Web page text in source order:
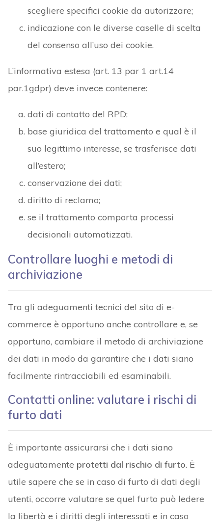
scegliere specifici cookie da autorizzare;
indicazione con le diverse caselle di scelta
del consenso all’uso dei cookie.
L’informativa estesa (art. 13 par 1 art.14
par.1gdpr) deve invece contenere:
dati di contatto del RPD;
base giuridica del trattamento e qual è il
suo legittimo interesse, se trasferisce dati
all’estero;
conservazione dei dati;
diritto di reclamo;
se il trattamento comporta processi
decisionali automatizzati.
Controllare luoghi e metodi di
archiviazione
Tra gli adeguamenti tecnici del sito di e-
commerce è opportuno anche controllare e, se
opportuno, cambiare il metodo di archiviazione
dei dati in modo da garantire che i dati siano
facilmente rintracciabili ed esaminabili.
Contatti online: valutare i rischi di
furto dati
È importante assicurarsi che i dati siano
adeguatamente protetti dal rischio di furto. È
utile sapere che se in caso di furto di dati degli
utenti, occorre valutare se quel furto può ledere
la libertà e i diritti degli interessati e in caso